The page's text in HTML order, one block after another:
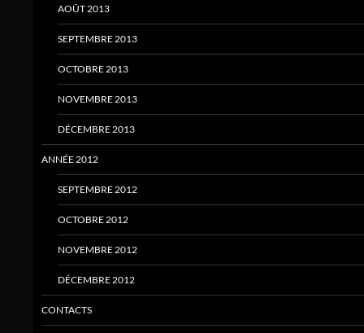
AOÛT 2013
SEPTEMBRE 2013
OCTOBRE 2013
NOVEMBRE 2013
DÉCEMBRE 2013
ANNÉE 2012
SEPTEMBRE 2012
OCTOBRE 2012
NOVEMBRE 2012
DÉCEMBRE 2012
CONTACTS